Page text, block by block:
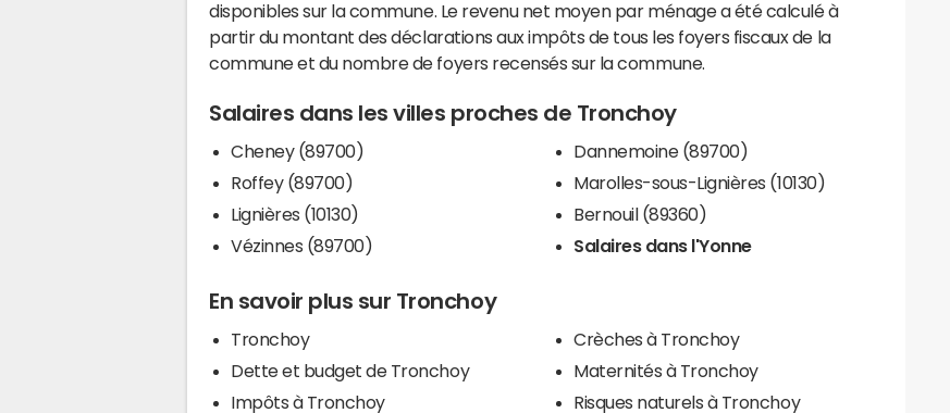
disponibles sur la commune. Le revenu net moyen par ménage a été calculé à
partir du montant des déclarations aux impôts de tous les foyers fiscaux de la
commune et du nombre de foyers recensés sur la commune.
Salaires dans les villes proches de Tronchoy
Cheney (89700)
Roffey (89700)
Lignières (10130)
Vézinnes (89700)
Dannemoine (89700)
Marolles-sous-Lignières (10130)
Bernouil (89360)
Salaires dans l'Yonne
En savoir plus sur Tronchoy
Tronchoy
Dette et budget de Tronchoy
Impôts à Tronchoy
Crèches à Tronchoy
Maternités à Tronchoy
Risques naturels à Tronchoy